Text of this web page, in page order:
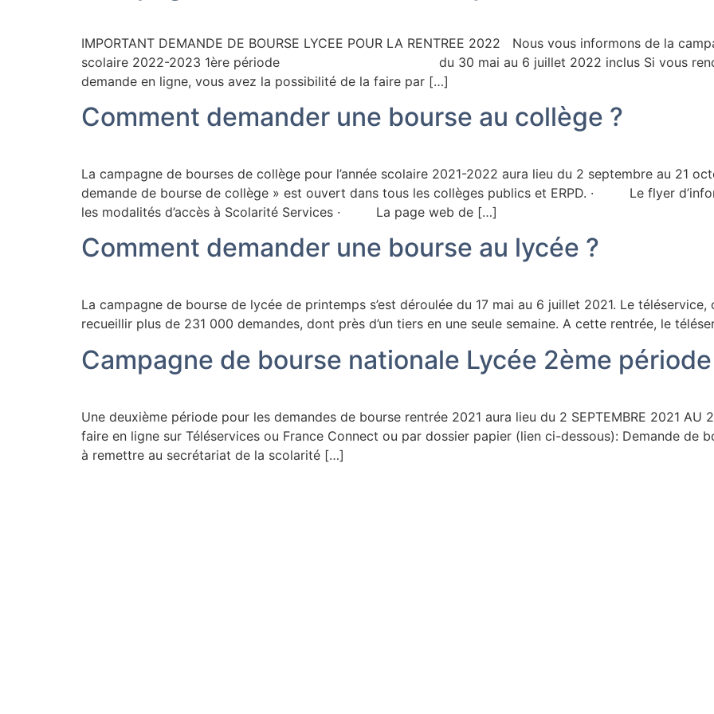
IMPORTANT DEMANDE DE BOURSE LYCEE POUR LA RENTREE 2022 Nous vous informons de la
scolaire 2022-2023 1ère période du 30 mai au 6 juillet 2022 inclus Si vous
demande en ligne, vous avez la possibilité de la faire par […]
Comment demander une bourse au collège ?
La campagne de bourses de collège pour l’année scolaire 2021-2022 aura lieu du 2 septembre au 21
demande de bourse de collège » est ouvert dans tous les collèges publics et ERPD. · Le flyer
les modalités d’accès à Scolarité Services · La page web de […]
Comment demander une bourse au lycée ?
La campagne de bourse de lycée de printemps s’est déroulée du 17 mai au 6 juillet 2021. Le
recueillir plus de 231 000 demandes, dont près d’un tiers en une seule semaine. A cette rentrée, le
Campagne de bourse nationale Lycée 2ème période
Une deuxième période pour les demandes de bourse rentrée 2021 aura lieu du 2 SEPTEMBRE 2021 AU
faire en ligne sur Téléservices ou France Connect ou par dossier papier (lien ci-dessous): Demande de
à remettre au secrétariat de la scolarité […]